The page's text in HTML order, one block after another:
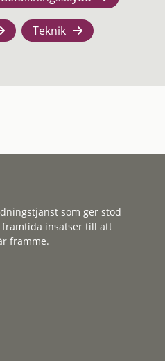
Teknik
som ger stöd
framtida insatser till att
framme.